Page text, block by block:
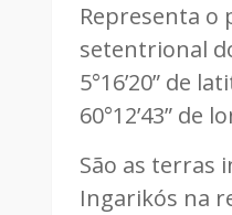
Representa o
setentrional
5°16’20” de
60°12’43” de
São as terras
Ingarikós na